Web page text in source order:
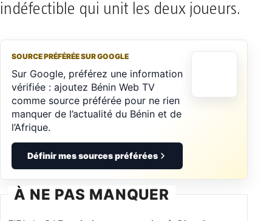
indéfectible qui unit les deux joueurs.
SOURCE PRÉFÉRÉE SUR GOOGLE
Sur Google, préférez une information
vérifiée : ajoutez Bénin Web TV
comme source préférée pour ne rien
manquer de l’actualité du Bénin et de
l’Afrique.
Définir mes sources préférées
À NE PAS MANQUER